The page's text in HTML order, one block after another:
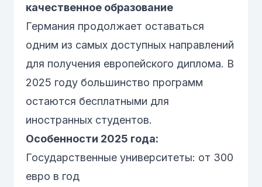
качественное образование
Германия продолжает оставаться
одним из самых доступных направлений
для получения европейского диплома. В
2025 году большинство программ
остаются бесплатными для
иностранных студентов.
Особенности 2025 года:
Государственные университеты: от 300
евро в год